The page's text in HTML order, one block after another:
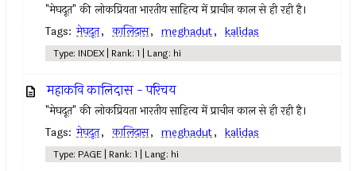
"मेघदूत" की लोकप्रियता भारतीय साहित्य में प्राचीन काल से ही रही है।
Tags: मेघदूत, कालिदास, meghadut, kalidas
Type: INDEX | Rank: 1 | Lang: hi
महाकवि कालिदास - परिचय
"मेघदूत" की लोकप्रियता भारतीय साहित्य में प्राचीन काल से ही रही है।
Tags: मेघदूत, कालिदास, meghadut, kalidas
Type: PAGE | Rank: 1 | Lang: hi